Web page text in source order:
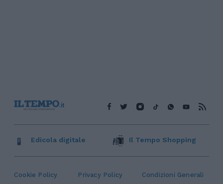
Cookie Policy Privacy Policy Condizioni Generali
Edicola digitale Il Tempo Shopping